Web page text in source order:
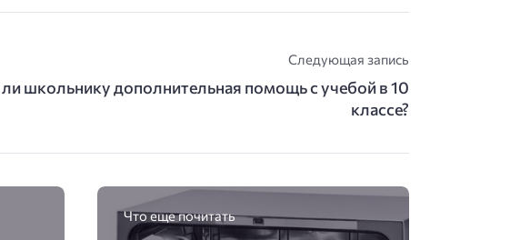
Следующая запись
школьнику дополнительная помощь с учебой в 10
классе?
Что еще почитать